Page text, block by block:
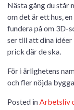
Nästa gång du står
om det är ett hus,
fundera på om 3D-
ser till att dina
prick där de ska.
För i ärlighetens
och fler nöjda
Posted inArbetsliv